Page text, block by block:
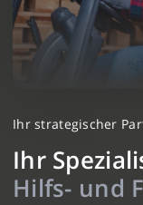
Ihr strategischer
Ihr
Hilfs- und